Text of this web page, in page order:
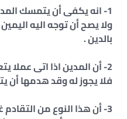
1- انه يكفى أن يتمسك
ولا يصح أن توجه اليه
بالدين .
2- أن المدين اذا اتى عملا
فلا يجوز له وقد هدمها أن
3- أن هذا النوع من